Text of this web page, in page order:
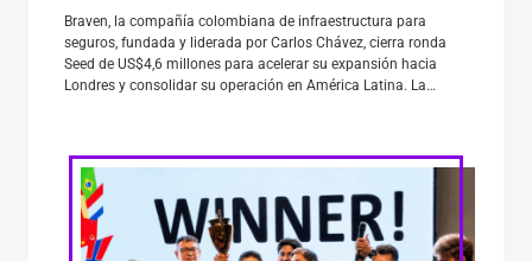
Braven, la compañía colombiana de infraestructura para
seguros, fundada y liderada por Carlos Chávez, cierra ronda
Seed de US$4,6 millones para acelerar su expansión hacia
Londres y consolidar su operación en América Latina. La